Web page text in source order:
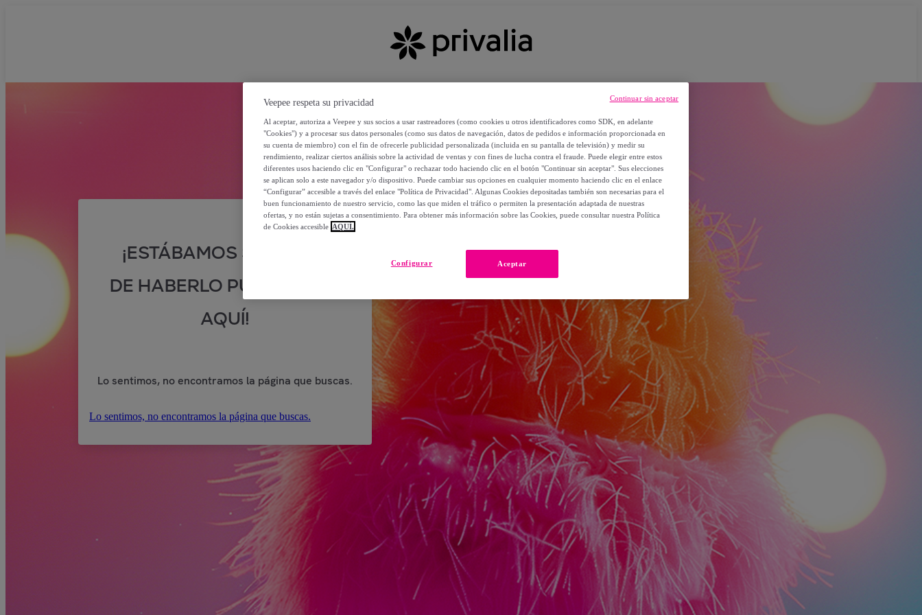
¡ESTÁBAMOS SEGUROS
DE HABERLO PUESTO POR
AQUÍ!
Lo sentimos, no encontramos la página que buscas.
Lo sentimos, no encontramos la página que buscas.
Veepee respeta su privacidad
Al aceptar, autoriza a Veepee y sus socios a usar rastreadores (como cookies u otros identificadores como SDK, en adelante
"Cookies") y a procesar sus datos personales (como sus datos de navegación, datos de pedidos e información proporcionada en
su cuenta de miembro) con el fin de ofrecerle publicidad personalizada (incluida en su pantalla de televisión) y medir su
rendimiento, realizar ciertos análisis sobre la actividad de ventas y con fines de lucha contra el fraude. Puede elegir entre estos
diferentes usos haciendo clic en "Configurar" o rechazar todo haciendo clic en el botón "Continuar sin aceptar". Sus elecciones
se aplican solo a este navegador y/o dispositivo. Puede cambiar sus opciones en cualquier momento haciendo clic en el enlace
“Configurar” accesible a través del enlace "Política de Privacidad". Algunas Cookies depositadas también son necesarias para el
buen funcionamiento de nuestro servicio, como las que miden el tráfico o permiten la presentación adaptada de nuestras
ofertas, y no están sujetas a consentimiento. Para obtener más información sobre las Cookies, puede consultar nuestra Política
de Cookies accesible AQUÍ.
Aceptar
Configurar
Continuar sin aceptar